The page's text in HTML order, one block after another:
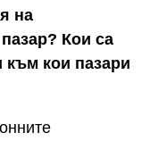
на
Кои са
към кои пазари